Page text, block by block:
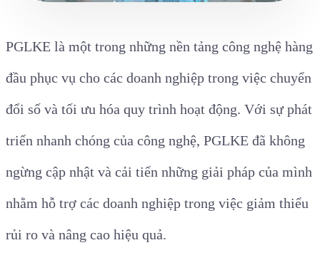
PGLKE là một trong những nền tảng công nghệ hàng
đầu phục vụ cho các doanh nghiệp trong việc chuyển
đổi số và tối ưu hóa quy trình hoạt động. Với sự phát
triển nhanh chóng của công nghệ, PGLKE đã không
ngừng cập nhật và cải tiến những giải pháp của mình
nhằm hỗ trợ các doanh nghiệp trong việc giảm thiểu
rủi ro và nâng cao hiệu quả.